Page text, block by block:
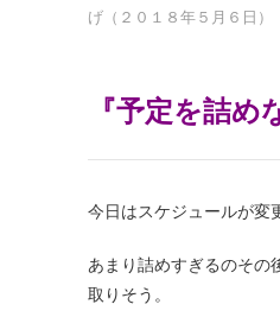
げ（２０１８年５月６日）
『予定を詰め
今日はスケジュールが変
あまり詰めすぎるのその
取りそう。